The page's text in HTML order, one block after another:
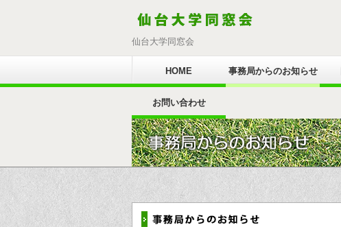
仙台大学同窓会
HOME 事務局からのお知らせ
お問い合わせ